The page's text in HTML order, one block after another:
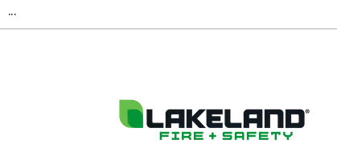
...